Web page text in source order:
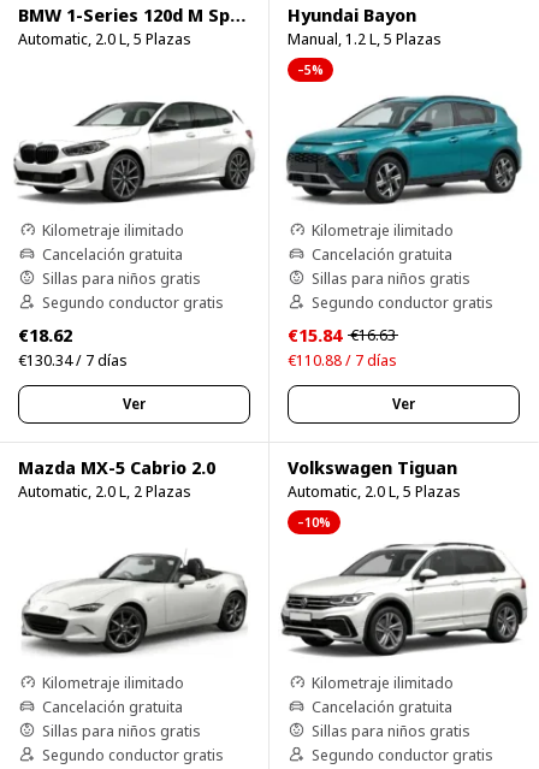
BMW 1-Series 120d M Sport Pro
Automatic, 2.0 L, 5 Plazas
Kilometraje ilimitado
Cancelación gratuita
Sillas para niños gratis
Segundo conductor gratis
€18.62
€130.34 / 7 días
Ver
Hyundai Bayon
Manual, 1.2 L, 5 Plazas
–5%
Kilometraje ilimitado
Cancelación gratuita
Sillas para niños gratis
Segundo conductor gratis
€15.84 €16.63
€110.88 / 7 días
Ver
Mazda MX-5 Cabrio 2.0
Automatic, 2.0 L, 2 Plazas
Kilometraje ilimitado
Cancelación gratuita
Sillas para niños gratis
Segundo conductor gratis
Volkswagen Tiguan
Automatic, 2.0 L, 5 Plazas
–10%
Kilometraje ilimitado
Cancelación gratuita
Sillas para niños gratis
Segundo conductor gratis